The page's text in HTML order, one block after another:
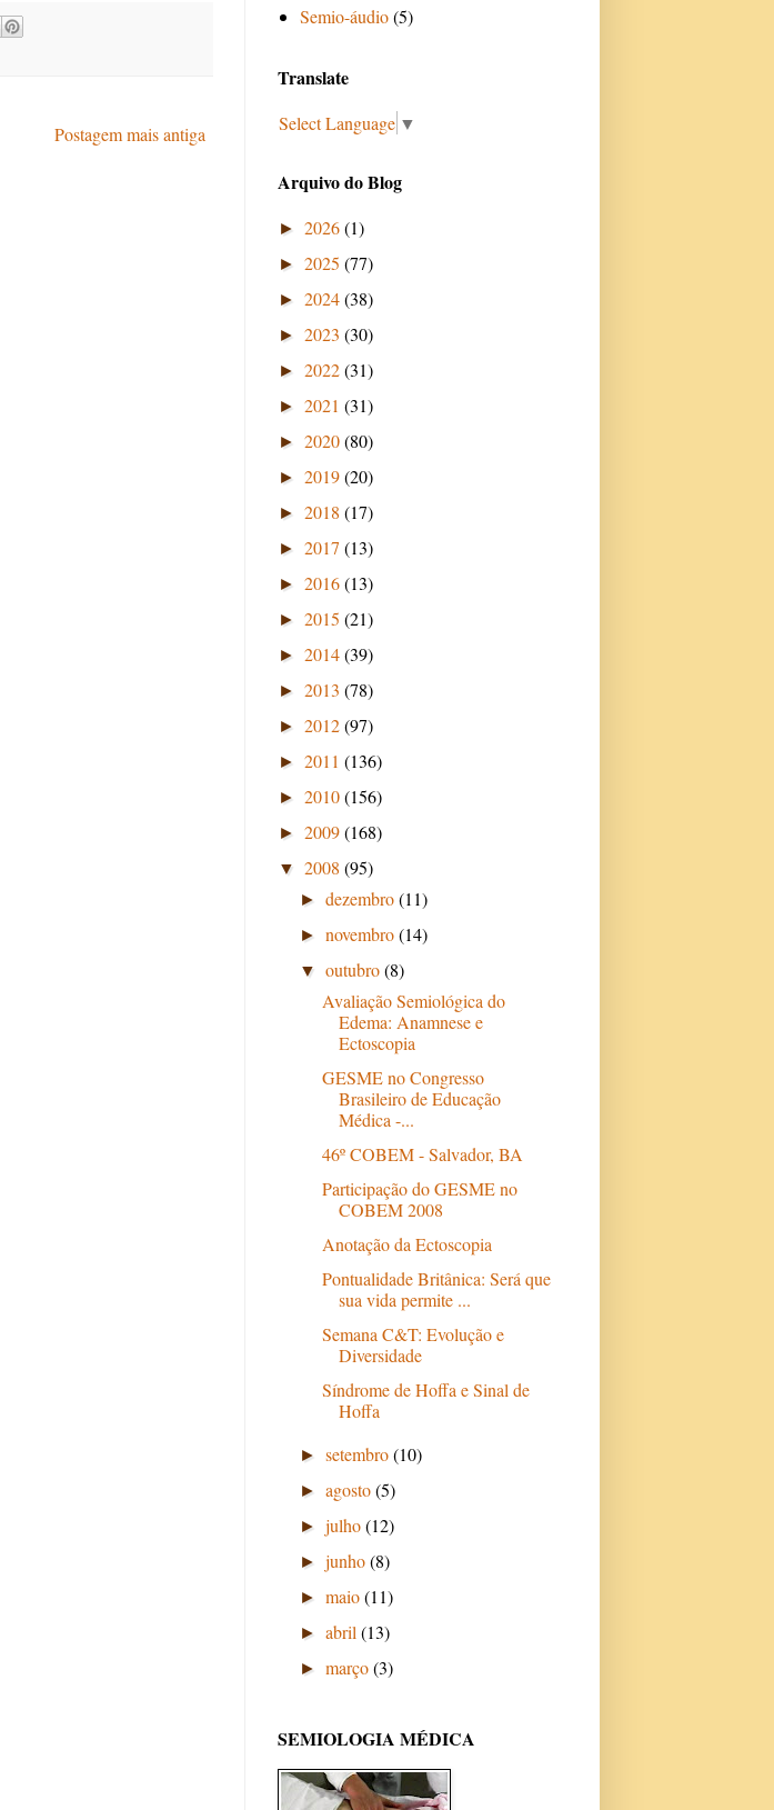
Postagem mais antiga
Semio-áudio(5)
Translate
Select Language ▼
Arquivo do Blog
► 2026(1)
► 2025 (77)
► 2024(38)
► 2023 (30)
► 2022(31)
► 2021 (31)
► 2020(80)
► 2019(20)
► 2018 (17)
► 2017 (13)
► 2016(13)
► 2015 (21)
► 2014(39)
► 2013 (78)
► 2012(97)
► 2011 (136)
► 2010(156)
► 2009(168)
▼ 2008 (95)
►dezembro(11)
►novembro(14)
▼outubro(8)
Avaliação Semiológica do
Edema: Anamnese e
Ectoscopia
GESME no Congresso
Brasileiro de Educação
Médica -...
46º COBEM - Salvador, BA
Participação do GESME no
COBEM 2008
Anotação da Ectoscopia
Pontualidade Britânica: Será que
sua vida permite ...
Semana C&T: Evolução e
Diversidade
Síndrome de Hoffa e Sinal de
Hoffa
►setembro(10)
►agosto(5)
►julho(12)
►junho(8)
►maio(11)
►abril(13)
►março(3)
SEMIOLOGIA MÉDICA